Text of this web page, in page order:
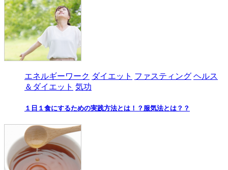
エネルギーワーク ダイエット ファスティング ヘルス
＆ダイエット 気功
１日１食にするための実践方法とは！？服気法とは？？